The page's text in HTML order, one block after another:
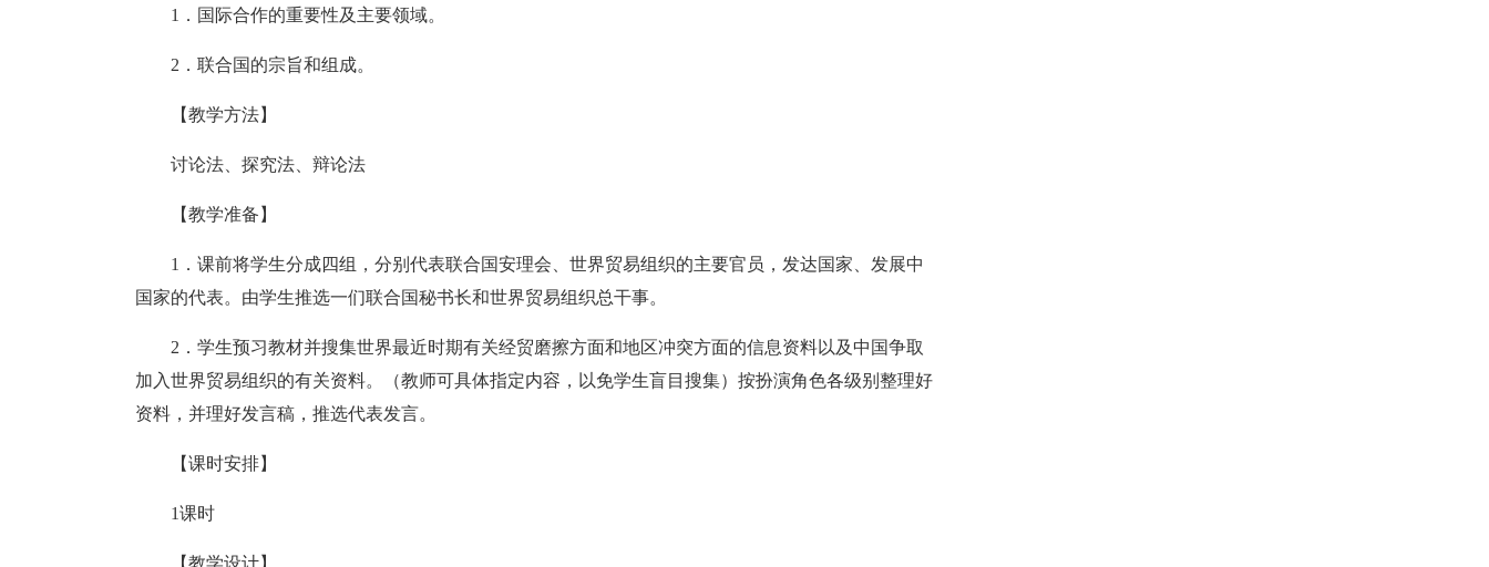
1．国际合作的重要性及主要领域。
2．联合国的宗旨和组成。
【教学方法】
讨论法、探究法、辩论法
【教学准备】
1．课前将学生分成四组，分别代表联合国安理会、世界贸易组织的主要官员，发达国家、发展中
国家的代表。由学生推选一们联合国秘书长和世界贸易组织总干事。
2．学生预习教材并搜集世界最近时期有关经贸磨擦方面和地区冲突方面的信息资料以及中国争取
加入世界贸易组织的有关资料。（教师可具体指定内容，以免学生盲目搜集）按扮演角色各级别整理好
资料，并理好发言稿，推选代表发言。
【课时安排】
1课时
【教学设计】